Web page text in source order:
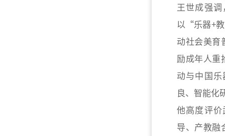
王世成强
以“乐器+
动社会美育
励成年人重
动与中国
良、智能化
他高度评
导、产教融